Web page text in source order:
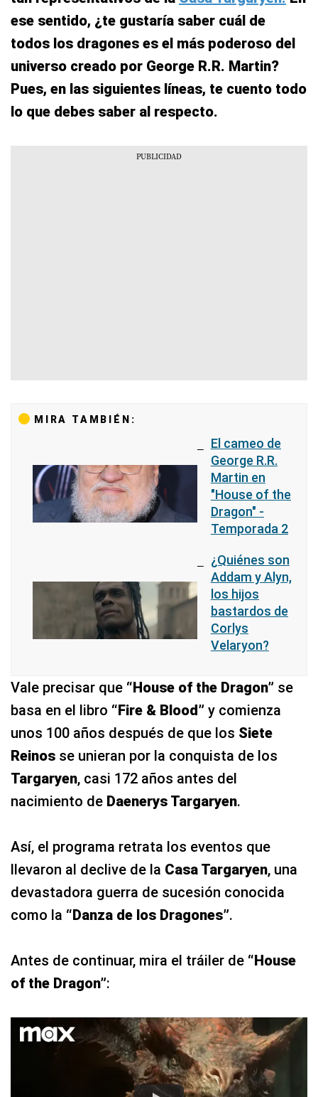
ese sentido, ¿te gustaría saber cuál de
todos los dragones es el más poderoso del
universo creado por George R.R. Martin?
Pues, en las siguientes líneas, te cuento todo
lo que debes saber al respecto.
MIRA TAMBIÉN:
El cameo de
George R.R.
Martin en
"House of the
Dragon" -
Temporada 2
¿Quiénes son
Addam y Alyn,
los hijos
bastardos de
Corlys
Velaryon?
Vale precisar que “House of the Dragon” se
basa en el libro “Fire & Blood” y comienza
unos 100 años después de que los Siete
Reinos se unieran por la conquista de los
Targaryen, casi 172 años antes del
nacimiento de Daenerys Targaryen.
Así, el programa retrata los eventos que
llevaron al declive de la Casa Targaryen, una
devastadora guerra de sucesión conocida
como la “Danza de los Dragones”.
Antes de continuar, mira el tráiler de “House
of the Dragon”: